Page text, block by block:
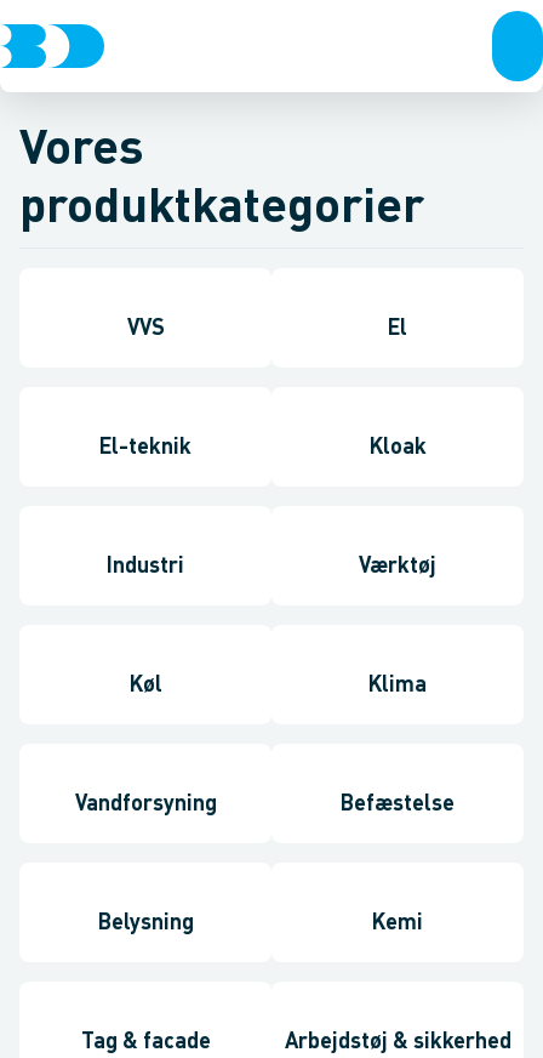
Vores
produktkategorier
VVS El
El-teknik Kloak
Industri Værktøj
Køl Klima
Vandforsyning Befæstelse
Belysning Kemi
Tag & facade Arbejdstøj & sikkerhed